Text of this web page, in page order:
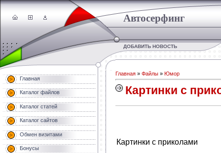
Автосерфинг
ДОБАВИТЬ НОВОСТЬ
Главная
Каталог файлов
Каталог статей
Каталог сайтов
Обмен визитами
Бонусы
Главная » Файлы » Юмор
Картинки с
Картинки с приколами